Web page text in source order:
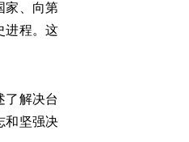
家、向第
进程。这
了解决台
和坚强决